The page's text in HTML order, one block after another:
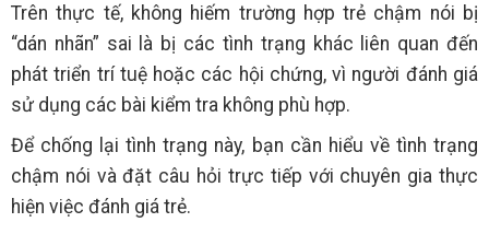
Trên thực tế, không hiếm trường hợp trẻ chậm nói bị
“dán nhãn” sai là bị các tình trạng khác liên quan đến
phát triển trí tuệ hoặc các hội chứng, vì người đánh giá
sử dụng các bài kiểm tra không phù hợp.
Để chống lại tình trạng này, bạn cần hiểu về tình trạng
chậm nói và đặt câu hỏi trực tiếp với chuyên gia thực
hiện việc đánh giá trẻ.